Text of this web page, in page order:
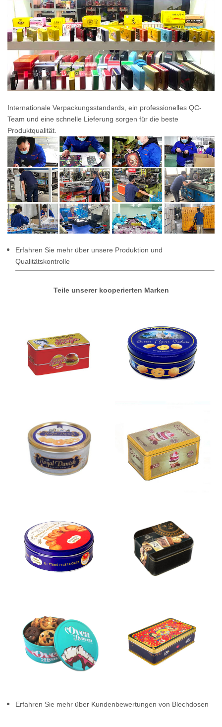
Internationale Verpackungsstandards, ein professionelles QC-
Team und eine schnelle Lieferung sorgen für die beste
Produktqualität.
Erfahren Sie mehr über unsere Produktion und
Qualitätskontrolle
Teile unserer kooperierten Marken
Erfahren Sie mehr über Kundenbewertungen von Blechdosen